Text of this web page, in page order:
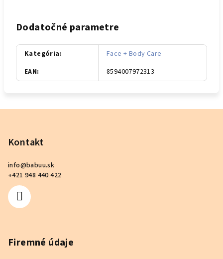
Dodatočné parametre
Kategória:
Face + Body Care
EAN: 8594007972313
Kontakt
info@babuu.sk
+421 948 440 422
Firemné údaje